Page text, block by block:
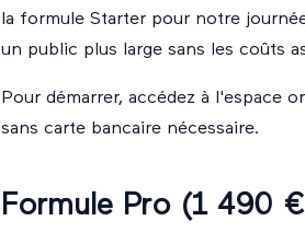
la formule Starter pour notre
un public plus large sans les coûts
Pour démarrer, accédez à l'espace
sans carte bancaire nécessaire.
Formule Pro (1 490